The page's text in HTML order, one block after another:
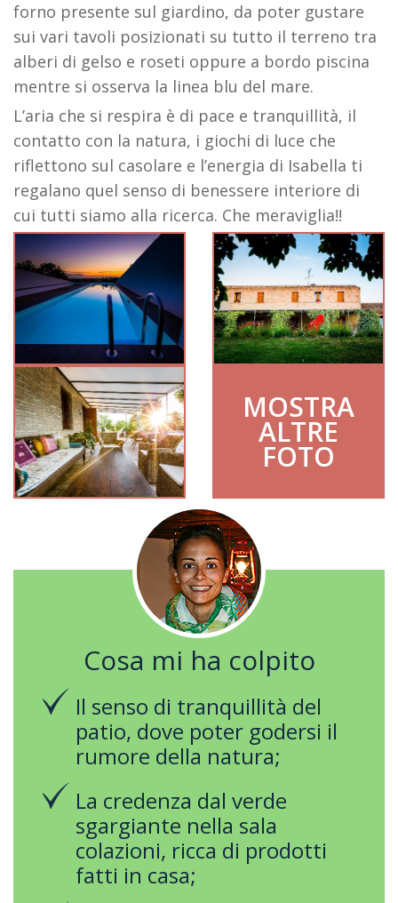
forno presente sul giardino, da poter gustare
sui vari tavoli posizionati su tutto il terreno tra
alberi di gelso e roseti oppure a bordo piscina
mentre si osserva la linea blu del mare.
L’aria che si respira è di pace e tranquillità, il
contatto con la natura, i giochi di luce che
riflettono sul casolare e l’energia di Isabella ti
regalano quel senso di benessere interiore di
cui tutti siamo alla ricerca. Che meraviglia!!
MOSTRA
ALTRE
FOTO
Cosa mi ha colpito
Il senso di tranquillità del
patio, dove poter godersi il
rumore della natura;
La credenza dal verde
sgargiante nella sala
colazioni, ricca di prodotti
fatti in casa;